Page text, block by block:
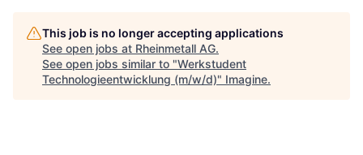
This job is no longer accepting applications
See open jobs at Rheinmetall AG.
See open jobs similar to "Werkstudent
Technologieentwicklung (m/w/d)" Imagine.